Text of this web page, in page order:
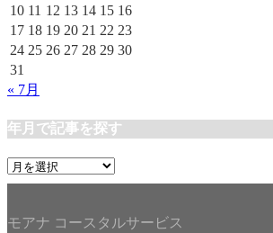
10 11 12 13 14 15 16
17 18 19 20 21 22 23
24 25 26 27 28 29 30
31
« 7月
年月で記事を探す
年
月
記
モアナ コースタルサービス